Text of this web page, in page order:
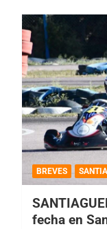
BREVES
fecha en